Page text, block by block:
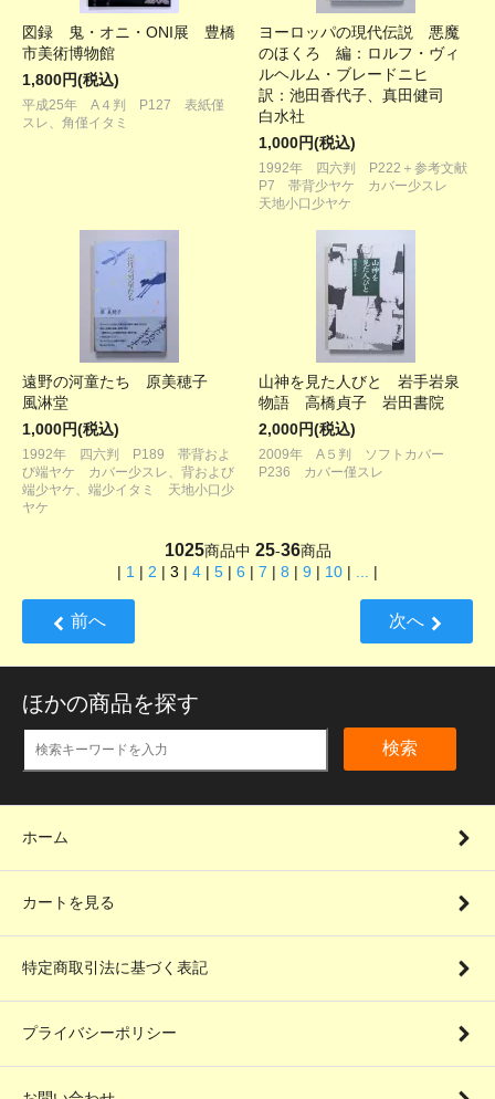
図録 鬼・オニ・ONI展 豊橋
市美術博物館
1,800円(税込)
平成25年 A４判 P127 表紙僅
スレ、角僅イタミ
ヨーロッパの現代伝説 悪魔
のほくろ 編：ロルフ・ヴィ
ルヘルム・ブレードニヒ
訳：池田香代子、真田健司
白水社
1,000円(税込)
1992年 四六判 P222＋参考文献
P7 帯背少ヤケ カバー少スレ
天地小口少ヤケ
遠野の河童たち 原美穂子
風淋堂
1,000円(税込)
1992年 四六判 P189 帯背およ
び端ヤケ カバー少スレ、背および
端少ヤケ、端少イタミ 天地小口少
ヤケ
山神を見た人びと 岩手岩泉
物語 高橋貞子 岩田書院
2,000円(税込)
2009年 A５判 ソフトカバー
P236 カバー僅スレ
1025商品中 25-36商品
| 1 | 2 | 3 | 4 | 5 | 6 | 7 | 8 | 9 | 10 | ... |
前へ 次へ
ほかの商品を探す
検索
ホーム
カートを見る
特定商取引法に基づく表記
プライバシーポリシー